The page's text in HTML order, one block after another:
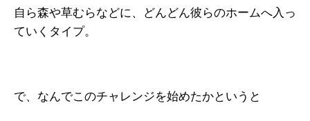
自ら森や草むらなどに、どんどん彼らのホームへ入っ
ていくタイプ。
で、なんでこのチャレンジを始めたかというと